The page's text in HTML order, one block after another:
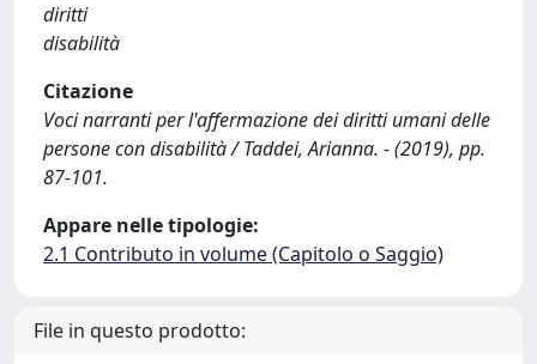
diritti
disabilità
Citazione
Voci narranti per l'affermazione dei diritti umani delle
persone con disabilità / Taddei, Arianna. - (2019), pp.
87-101.
Appare nelle tipologie:
2.1 Contributo in volume (Capitolo o Saggio)
File in questo prodotto: